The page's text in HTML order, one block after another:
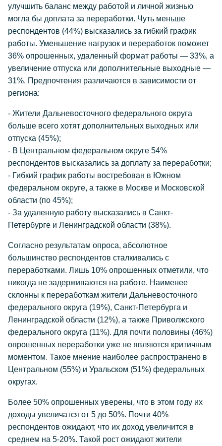
улучшить баланс между работой и личной жизнью
могла бы доплата за переработки. Чуть меньше
респондентов (44%) высказались за гибкий график
работы. Уменьшение нагрузок и переработок поможет
36% опрошенных, удаленный формат работы — 33%, а
увеличение отпуска или дополнительные выходные —
31%. Предпочтения различаются в зависимости от
региона:
- Жители Дальневосточного федерального округа
больше всего хотят дополнительных выходных или
отпуска (45%);
- В Центральном федеральном округе 54%
респондентов высказались за доплату за переработки;
- Гибкий график работы востребован в Южном
федеральном округе, а также в Москве и Московской
области (по 45%);
- За удаленную работу высказались в Санкт-
Петербурге и Ленинградской области (38%).
Согласно результатам опроса, абсолютное
большинство респондентов сталкивались с
переработками. Лишь 10% опрошенных отметили, что
никогда не задерживаются на работе. Наименее
склонны к переработкам жители Дальневосточного
федерального округа (19%), Санкт-Петербурга и
Ленинградской области (12%), а также Приволжского
федерального округа (11%). Для почти половины (46%)
опрошенных переработки уже не являются критичным
моментом. Такое мнение наиболее распространено в
Центральном (55%) и Уральском (51%) федеральных
округах.
Более 50% опрошенных уверены, что в этом году их
доходы увеличатся от 5 до 50%. Почти 40%
респондентов ожидают, что их доход увеличится в
среднем на 5-20%. Такой рост ожидают жители